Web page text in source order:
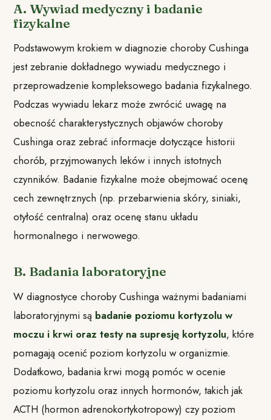
A. Wywiad medyczny i badanie
fizykalne
Podstawowym krokiem w diagnozie choroby Cushinga
jest zebranie dokładnego wywiadu medycznego i
przeprowadzenie kompleksowego badania fizykalnego.
Podczas wywiadu lekarz może zwrócić uwagę na
obecność charakterystycznych objawów choroby
Cushinga oraz zebrać informacje dotyczące historii
chorób, przyjmowanych leków i innych istotnych
czynników. Badanie fizykalne może obejmować ocenę
cech zewnętrznych (np. przebarwienia skóry, siniaki,
otyłość centralna) oraz ocenę stanu układu
hormonalnego i nerwowego.
B. Badania laboratoryjne
W diagnostyce choroby Cushinga ważnymi badaniami
laboratoryjnymi są badanie poziomu kortyzolu w
moczu i krwi oraz testy na supresję kortyzolu, które
pomagają ocenić poziom kortyzolu w organizmie.
Dodatkowo, badania krwi mogą pomóc w ocenie
poziomu kortyzolu oraz innych hormonów, takich jak
ACTH (hormon adrenokortykotropowy) czy poziom